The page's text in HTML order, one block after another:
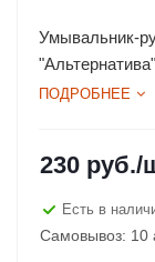
Умывальник-
ПОДРОБНЕЕ
230 руб./
Есть в
Самовывоз: 10